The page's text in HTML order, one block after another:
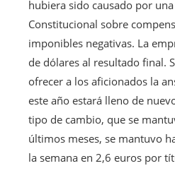
hubiera sido causado por
Constitucional sobre
imponibles negativas. La
de dólares al resultado final.
ofrecer a los aficionados la
este año estará lleno de
tipo de cambio, que se
últimos meses, se mantuvo
la semana en 2,6 euros por